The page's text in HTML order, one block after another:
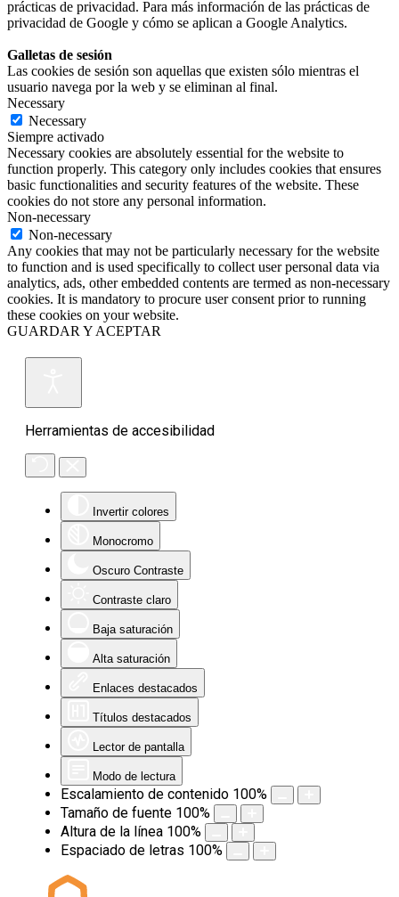
prácticas de privacidad. Para más información de las prácticas de
privacidad de Google y cómo se aplican a Google Analytics.
Galletas de sesión
Las cookies de sesión son aquellas que existen sólo mientras el
usuario navega por la web y se eliminan al final.
Necessary
Necessary
Siempre activado
Necessary cookies are absolutely essential for the website to
function properly. This category only includes cookies that ensures
basic functionalities and security features of the website. These
cookies do not store any personal information.
Non-necessary
Non-necessary
Any cookies that may not be particularly necessary for the website
to function and is used specifically to collect user personal data via
analytics, ads, other embedded contents are termed as non-necessary
cookies. It is mandatory to procure user consent prior to running
these cookies on your website.
GUARDAR Y ACEPTAR
Herramientas de accesibilidad
Invertir colores
Monocromo
Oscuro Contraste
Contraste claro
Baja saturación
Alta saturación
Enlaces destacados
Títulos destacados
Lector de pantalla
Modo de lectura
Escalamiento de contenido 100%
Tamaño de fuente 100%
Altura de la línea 100%
Espaciado de letras 100%